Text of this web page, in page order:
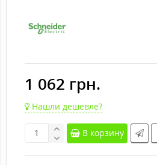
1 062 грн.
Нашли дешевле?
В корзину